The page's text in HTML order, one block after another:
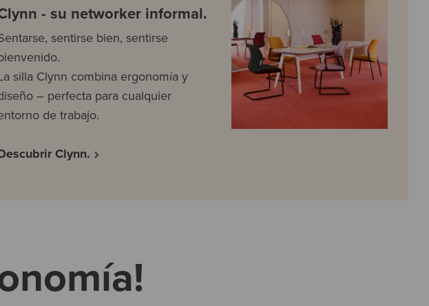
- su networker informal.
sentirse bien, sentirse
silla Clynn combina ergonomía y
– perfecta para cualquier
de trabajo.
Clynn.